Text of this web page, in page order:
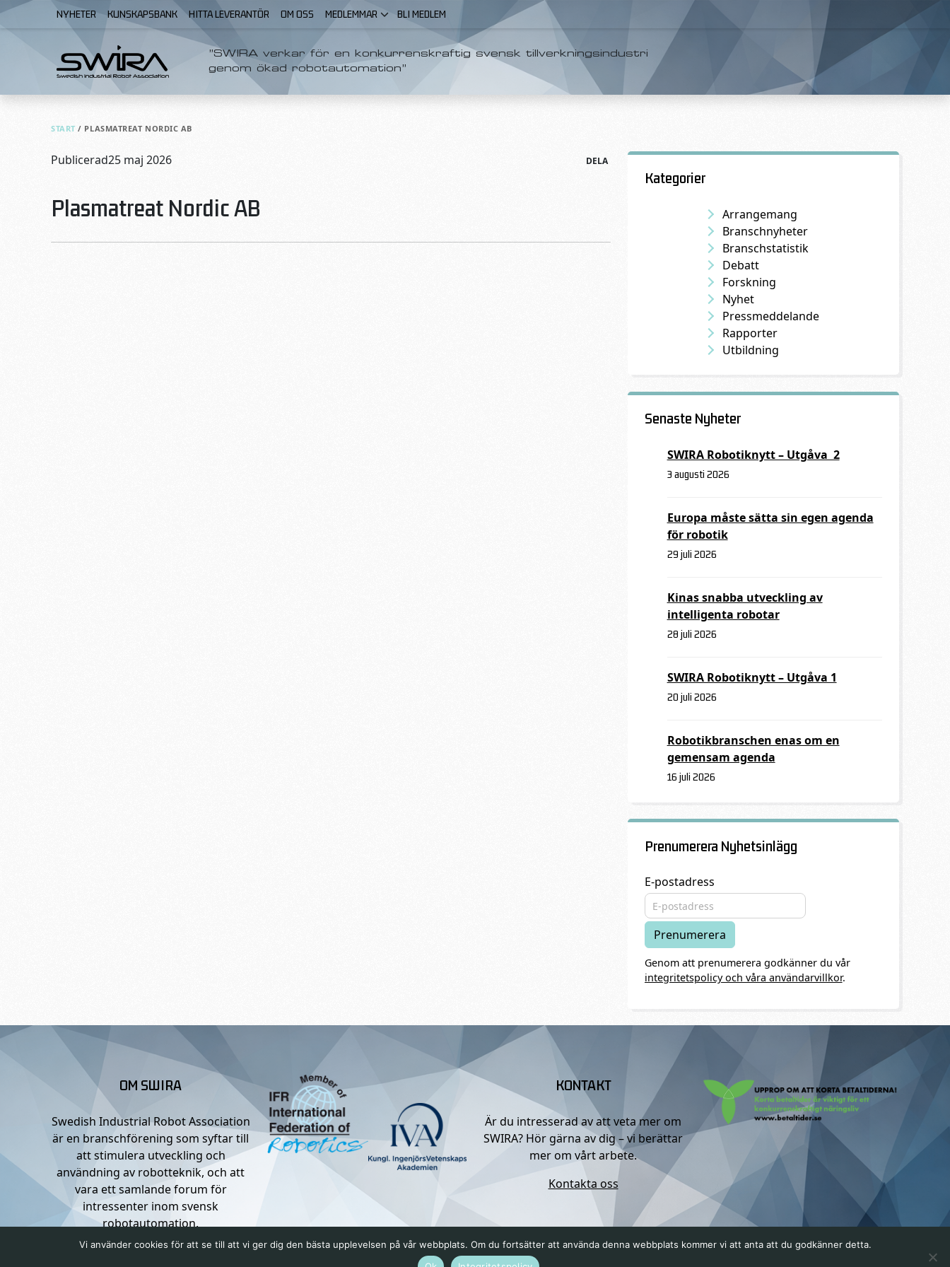
Skip to content
NYHETER KUNSKAPSBANK HITTA LEVERANTÖR OM OSS MEDLEMMAR BLI MEDLEM
”SWIRA verkar för en konkurrenskraftig svensk tillverkningsindustri
genom ökad robotautomation”
START / PLASMATREAT NORDIC AB
Publicerad25 maj 2026 DELA
Plasmatreat Nordic AB
Kategorier
Arrangemang
Branschnyheter
Branschstatistik
Debatt
Forskning
Nyhet
Pressmeddelande
Rapporter
Utbildning
Senaste Nyheter
SWIRA Robotiknytt – Utgåva 2
3 augusti 2026
Europa måste sätta sin egen agenda
för robotik
29 juli 2026
Kinas snabba utveckling av
intelligenta robotar
28 juli 2026
SWIRA Robotiknytt – Utgåva 1
20 juli 2026
Robotikbranschen enas om en
gemensam agenda
16 juli 2026
Prenumerera Nyhetsinlägg
E-postadress
Genom att prenumerera godkänner du vår
integritetspolicy och våra användarvillkor.
OM SWIRA
Swedish Industrial Robot Association
är en branschförening som syftar till
att stimulera utveckling och
användning av robotteknik, och att
vara ett samlande forum för
intressenter inom svensk
robotautomation.
KONTAKT
Är du intresserad av att veta mer om
SWIRA? Hör gärna av dig – vi berättar
mer om vårt arbete.
Kontakta oss
Vi använder cookies för att se till att vi ger dig den bästa upplevelsen på vår webbplats. Om du fortsätter att använda denna webbplats kommer vi att anta att du godkänner detta.